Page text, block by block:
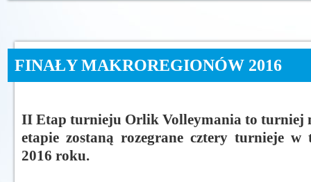
FINAŁY MAKROREGIONÓW 2016
II Etap turnieju Orlik Volleymania to turniej
etapie zostaną rozegrane cztery turnieje w
2016 roku.